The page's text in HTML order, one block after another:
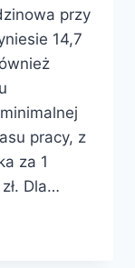
przy
14,7
pracy, z
za 1
Dla…